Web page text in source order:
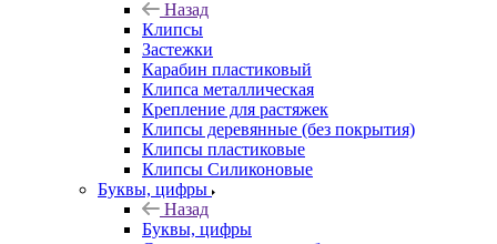
Назад
Клипсы
Застежки
Карабин пластиковый
Клипса металлическая
Крепление для растяжек
Клипсы деревянные (без покрытия)
Клипсы пластиковые
Клипсы Силиконовые
Буквы, цифры
Назад
Буквы, цифры